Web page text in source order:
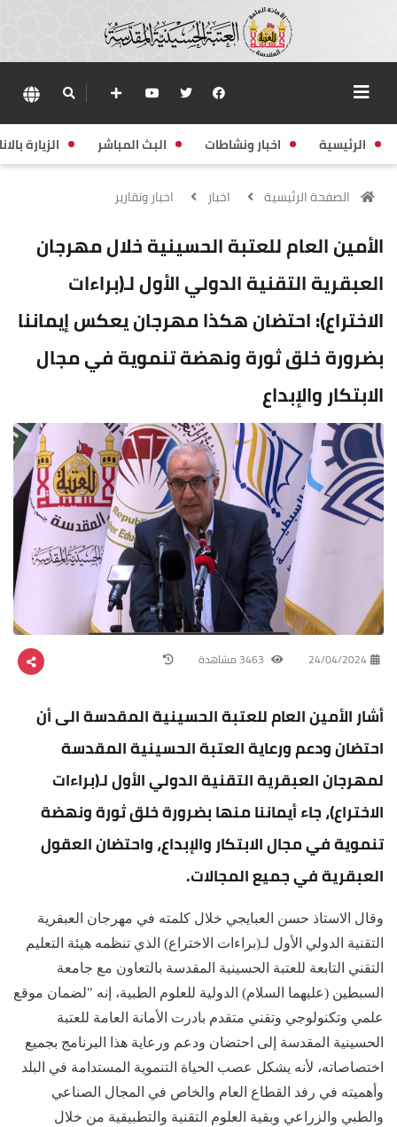
الرئيسية اخبار ونشاطات البث المباشر الزيارة
الصفحة الرئيسية اخبار اخبار وتقارير
الأمين العام للعتبة الحسينية خلال مهرجان
العبقرية التقنية الدولي الأول لـ(براءات
الاختراع): احتضان هكذا مهرجان يعكس إيماننا
بضرورة خلق ثورة ونهضة تنموية في مجال
الابتكار والإبداع
24/04/2024
أشار الأمين العام للعتبة الحسينية المقدسة الى أن
احتضان ودعم ورعاية العتبة الحسينية المقدسة
لمهرجان العبقرية التقنية الدولي الأول لـ(براءات
الاختراع)، جاء أيماننا منها بضرورة خلق ثورة ونهضة
تنموية في مجال الابتكار والإبداع، واحتضان العقول
العبقرية في جميع المجالات.
وقال الاستاذ حسن العبايجي خلال كلمته في مهرجان العبقرية
التقنية الدولي الأول لـ(براءات الاختراع) الذي تنظمه هيئة التعليم
التقني التابعة للعتبة الحسينية المقدسة بالتعاون مع جامعة
السبطين (عليهما السلام) الدولية للعلوم الطبية، إنه "لضمان موقع
علمي وتكنولوجي وتقني متقدم بادرت الأمانة العامة للعتبة
الحسينية المقدسة إلى احتضان ودعم ورعاية هذا البرنامج بجميع
اختصاصاته، لأنه يشكل عصب الحياة التنموية المستدامة في البلد
وأهميته في رفد القطاع العام والخاص في المجال الصناعي
والطبي والزراعي وبقية العلوم التقنية والتطبيقية من خلال